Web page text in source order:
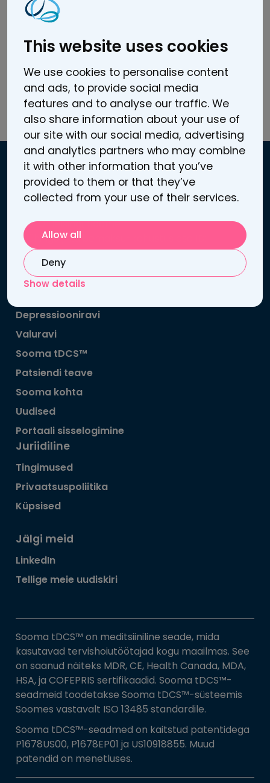
This website uses cookies
We use cookies to personalise content
and ads, to provide social media
features and to analyse our traffic. We
also share information about your use of
our site with our social media, advertising
and analytics partners who may combine
it with other information that you’ve
provided to them or that they’ve
collected from your use of their services.
Allow all
Deny
Show details
“Mul on olnud suurepärane kogemus just
Sooma tDCS-raviga. Seade on
kasutajasõbralik, lihtne käsitseda ja
usaldusväärne.”
Lisaks on ta proovinud Sooma tDCS-i kodust
ravi mitme patsiendi puhul ning saanud
selles osas“suurepäraseid tulemusi”.
Kontaktandmed
00370 Helsingi, Soome
Äriühingu / käibemaksu-kohustuslase ID:
FI25272969
Võtke meiega ühendust
Depressiooniravi
Valuravi
Sooma tDCS™
Patsiendi teave
Sooma kohta
Uudised
Portaali sisselogimine
Juriidiline
Tingimused
Privaatsuspoliitika
Küpsised
Jälgi meid
LinkedIn
Tellige meie uudiskiri
Sooma tDCS™ on meditsiiniline seade, mida
kasutavad tervishoiutöötajad kogu maailmas. See
on saanud näiteks MDR, CE, Health Canada, MDA,
HSA, ja COFEPRIS sertifikaadid. Sooma tDCS™-
seadmeid toodetakse Sooma tDCS™-süsteemis
Soomes vastavalt ISO 13485 standardile.
Sooma tDCS™-seadmed on kaitstud patentidega
P1678US00, P1678EP01 ja US10918855. Muud
patendid on menetluses.